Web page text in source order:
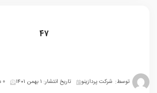
47
توسط: شرکت پردازینو تاریخ انتشار: ۱ بهمن ۱۴۰۱ 0 دیدگاه